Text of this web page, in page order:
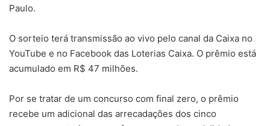
Paulo.
O sorteio terá transmissão ao vivo pelo canal da Caixa no
YouTube e no Facebook das Loterias Caixa. O prêmio está
acumulado em R$ 47 milhões.
Por se tratar de um concurso com final zero, o prêmio
recebe um adicional das arrecadações dos cinco